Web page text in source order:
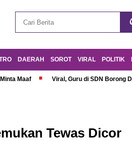
DAERAH SOROT VIRAL POLITIK
Maaf Viral, Guru di SDN Borong
Tewas Dicor